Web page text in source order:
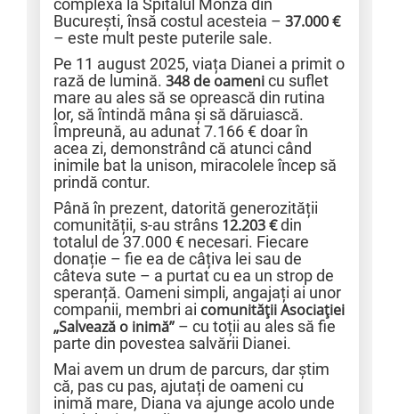
complexă la Spitalul Monza din
București, însă costul acesteia – 37.000 €
– este mult peste puterile sale.
Pe 11 august 2025, viața Dianei a primit o
rază de lumină. 348 de oamenicu suflet
mare au ales să se oprească din rutina
lor, să întindă mâna și să dăruiască.
Împreună, au adunat 7.166 € doar în
acea zi, demonstrând că atunci când
inimile bat la unison, miracolele încep să
prindă contur.
Până în prezent, datorită generozității
comunității, s-au strâns 12.203 €din
totalul de 37.000 € necesari. Fiecare
donație – fie ea de câțiva lei sau de
câteva sute – a purtat cu ea un strop de
speranță. Oameni simpli, angajați ai unor
companii, membri ai comunității Asociației
„Salvează o inimă” – cu toții au ales să fie
parte din povestea salvării Dianei.
Mai avem un drum de parcurs, dar știm
că, pas cu pas, ajutați de oameni cu
inimă mare, Diana va ajunge acolo unde